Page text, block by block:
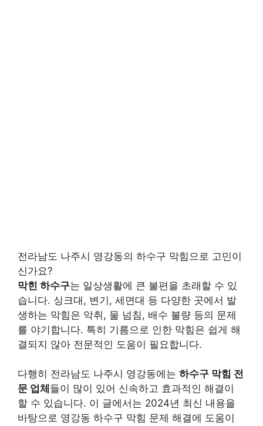
전라남도 나주시 영강동의 하수구 막힘으로 고민이
신가요?
막힌 하수구는 일상생활에 큰 불편을 초래할 수 있
습니다. 싱크대, 변기, 세면대 등 다양한 곳에서 발
생하는 막힘은 악취, 물 넘침, 배수 불량 등의 문제
를 야기합니다. 특히 기름으로 인한 막힘은 쉽게 해
결되지 않아 전문적인 도움이 필요합니다.
다행히 전라남도 나주시 영강동에는 하수구 막힘 전
문 업체 들이 많이 있어 신속하고 효과적인 해결이
할 수 있습니다. 이 글에서는 2024년 최신 내용을
바탕으로 영강동 하수구 막힘 문제 해결에 도움이